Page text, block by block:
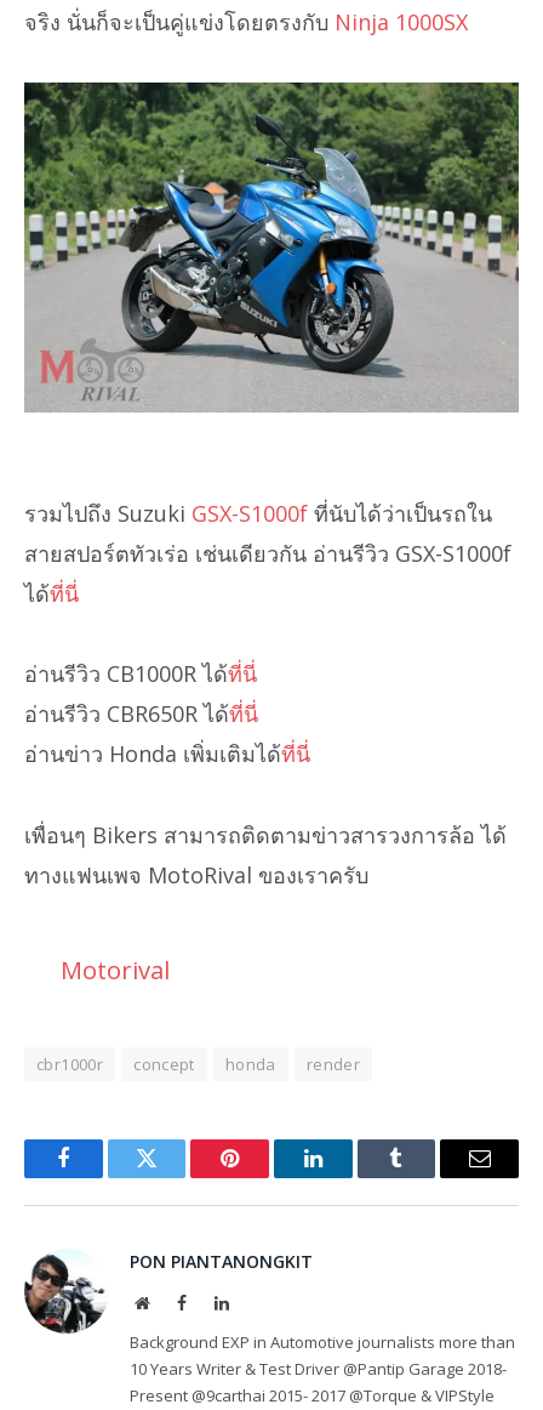
จริง นั่นก็จะเป็นคู่แข่งโดยตรงกับ Ninja 1000SX
รวมไปถึง Suzuki GSX-S1000f ที่นับได้ว่าเป็นรถใน
สายสปอร์ตทัวเร่อ เช่นเดียวกัน อ่านรีวิว GSX-S1000f
ได้ที่นี่
อ่านรีวิว CB1000R ได้ที่นี่
อ่านรีวิว CBR650R ได้ที่นี่
อ่านข่าว Honda เพิ่มเติมได้ที่นี่
เพื่อนๆ Bikers สามารถติดตามข่าวสารวงการล้อ ได้
ทางแฟนเพจ MotoRival ของเราครับ
Motorival
cbr1000r concept honda render
FacebookTwitter Pinterest LinkedInTumblr Email
PON PIANTANONGKIT
WebsiteFacebookLinkedIn
Background EXP in Automotive journalists more than
10 Years Writer & Test Driver @Pantip Garage 2018-
Present @9carthai 2015- 2017 @Torque & VIPStyle